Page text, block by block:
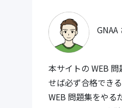
GNAA
本サイトの WEB
せば必ず合格でき
WEB 問題集をやる